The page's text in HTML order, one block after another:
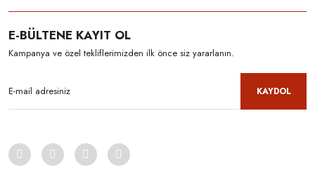
E-BÜLTENE KAYIT OL
Kampanya ve özel tekliflerimizden ilk önce siz yararlanın.
KAYDOL